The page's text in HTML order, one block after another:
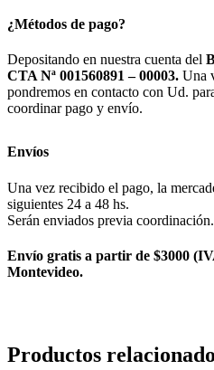
¿Métodos de pago?
Depositando en nuestra cuenta del
CTA Nª 001560891 – 00003. Una
pondremos en contacto con Ud.
coordinar pago y envío.
Envíos
Una vez recibido el pago, la
siguientes 24 a 48 hs.
Serán enviados previa coordinación.
Envío gratis a partir de $3000
Montevideo.
Productos